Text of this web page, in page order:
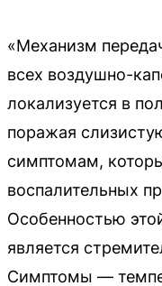
«Механизм
всех воздушно-
локализуется в
поражая
симптомам,
воспалительных
Особенностью
является
Симптомы —